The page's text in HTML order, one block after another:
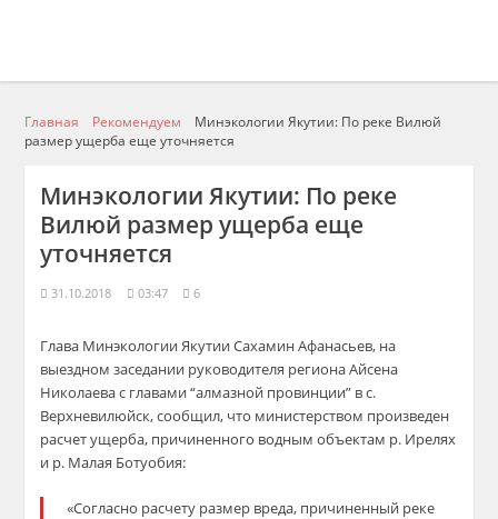
Главная Рекомендуем
Минэкологии Якутии: По реке Вилюй
размер ущерба еще уточняется
Минэкологии Якутии: По реке
Вилюй размер ущерба еще
уточняется
31.10.2018 03:47 6
Глава Минэкологии Якутии Сахамин Афанасьев, на
выездном заседании руководителя региона Айсена
Николаева с главами “алмазной провинции” в с.
Верхневилюйск, сообщил, что министерством произведен
расчет ущерба, причиненного водным объектам р. Ирелях
и р. Малая Ботуобия:
«Согласно расчету размер вреда, причиненный реке